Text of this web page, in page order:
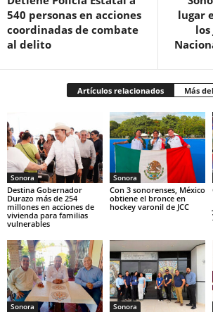
540 personas en acciones
coordinadas de combate
al delito
lugar
Artículos relacionados Más
Sonora
Destina Gobernador
Durazo más de 254
millones en acciones de
vivienda para familias
vulnerables
Sonora
Con 3 sonorenses, México
obtiene el bronce en
hockey varonil de JCC
Sonora Sonora